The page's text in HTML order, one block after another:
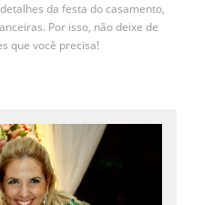
da festa do casamento,
Por isso, não deixe de
que você precisa!